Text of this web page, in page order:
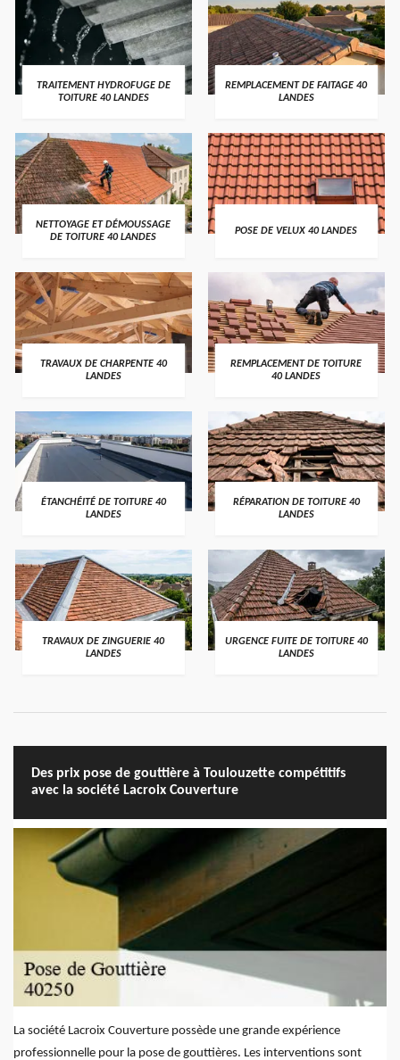
TRAITEMENT HYDROFUGE DE
TOITURE 40 LANDES
REMPLACEMENT DE FAITAGE 40
LANDES
NETTOYAGE ET DÉMOUSSAGE
DE TOITURE 40 LANDES
POSE DE VELUX 40 LANDES
TRAVAUX DE CHARPENTE 40
LANDES
REMPLACEMENT DE TOITURE
40 LANDES
ÉTANCHÉITÉ DE TOITURE 40
LANDES
RÉPARATION DE TOITURE 40
LANDES
TRAVAUX DE ZINGUERIE 40
LANDES
URGENCE FUITE DE TOITURE 40
LANDES
Des prix pose de gouttière à Toulouzette compétitifs
avec la société Lacroix Couverture
La société Lacroix Couverture possède une grande expérience
professionnelle pour la pose de gouttières. Les interventions sont